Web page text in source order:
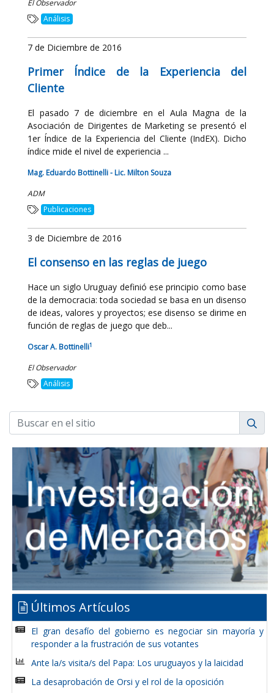
El Observador
Análisis
7 de Diciembre de 2016
Primer Índice de la Experiencia del
Cliente
El pasado 7 de diciembre en el Aula Magna de la
Asociación de Dirigentes de Marketing se presentó el
1er Índice de la Experiencia del Cliente (IndEX). Dicho
índice mide el nivel de experiencia ...
Mag. Eduardo Bottinelli - Lic. Milton Souza
ADM
Publicaciones
3 de Diciembre de 2016
El consenso en las reglas de juego
Hace un siglo Uruguay definió ese principio como base
de la democracia: toda sociedad se basa en un disenso
de ideas, valores y proyectos; ese disenso se dirime en
función de reglas de juego que deb...
Oscar A. Bottinelli1
El Observador
Análisis
Últimos Artículos
El gran desafío del gobierno es negociar sin mayoría y
responder a la frustración de sus votantes
Ante la/s visita/s del Papa: Los uruguayos y la laicidad
La desaprobación de Orsi y el rol de la oposición